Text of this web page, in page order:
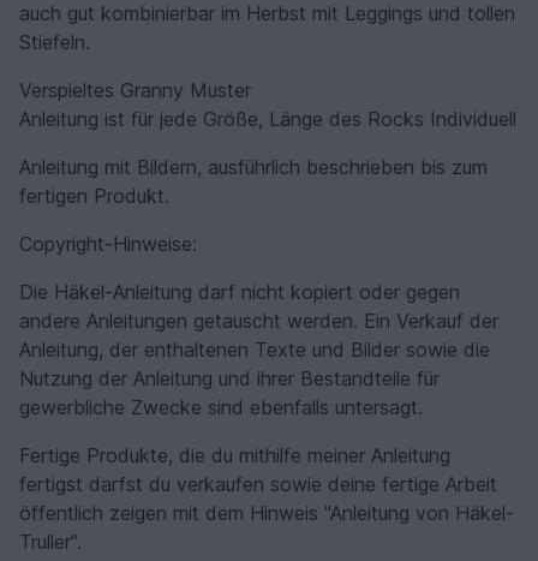
auch gut kombinierbar im Herbst mit Leggings und tollen
Stiefeln.
Verspieltes Granny Muster
Anleitung ist für jede Größe, Länge des Rocks Individuell
Anleitung mit Bildern, ausführlich beschrieben bis zum
fertigen Produkt.
Copyright-Hinweise:
Die Häkel-Anleitung darf nicht kopiert oder gegen
andere Anleitungen getauscht werden. Ein Verkauf der
Anleitung, der enthaltenen Texte und Bilder sowie die
Nutzung der Anleitung und ihrer Bestandteile für
gewerbliche Zwecke sind ebenfalls untersagt.
Fertige Produkte, die du mithilfe meiner Anleitung
fertigst darfst du verkaufen sowie deine fertige Arbeit
öffentlich zeigen mit dem Hinweis "Anleitung von Häkel-
Truller".